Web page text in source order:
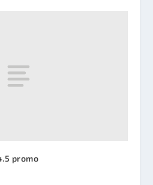
promo